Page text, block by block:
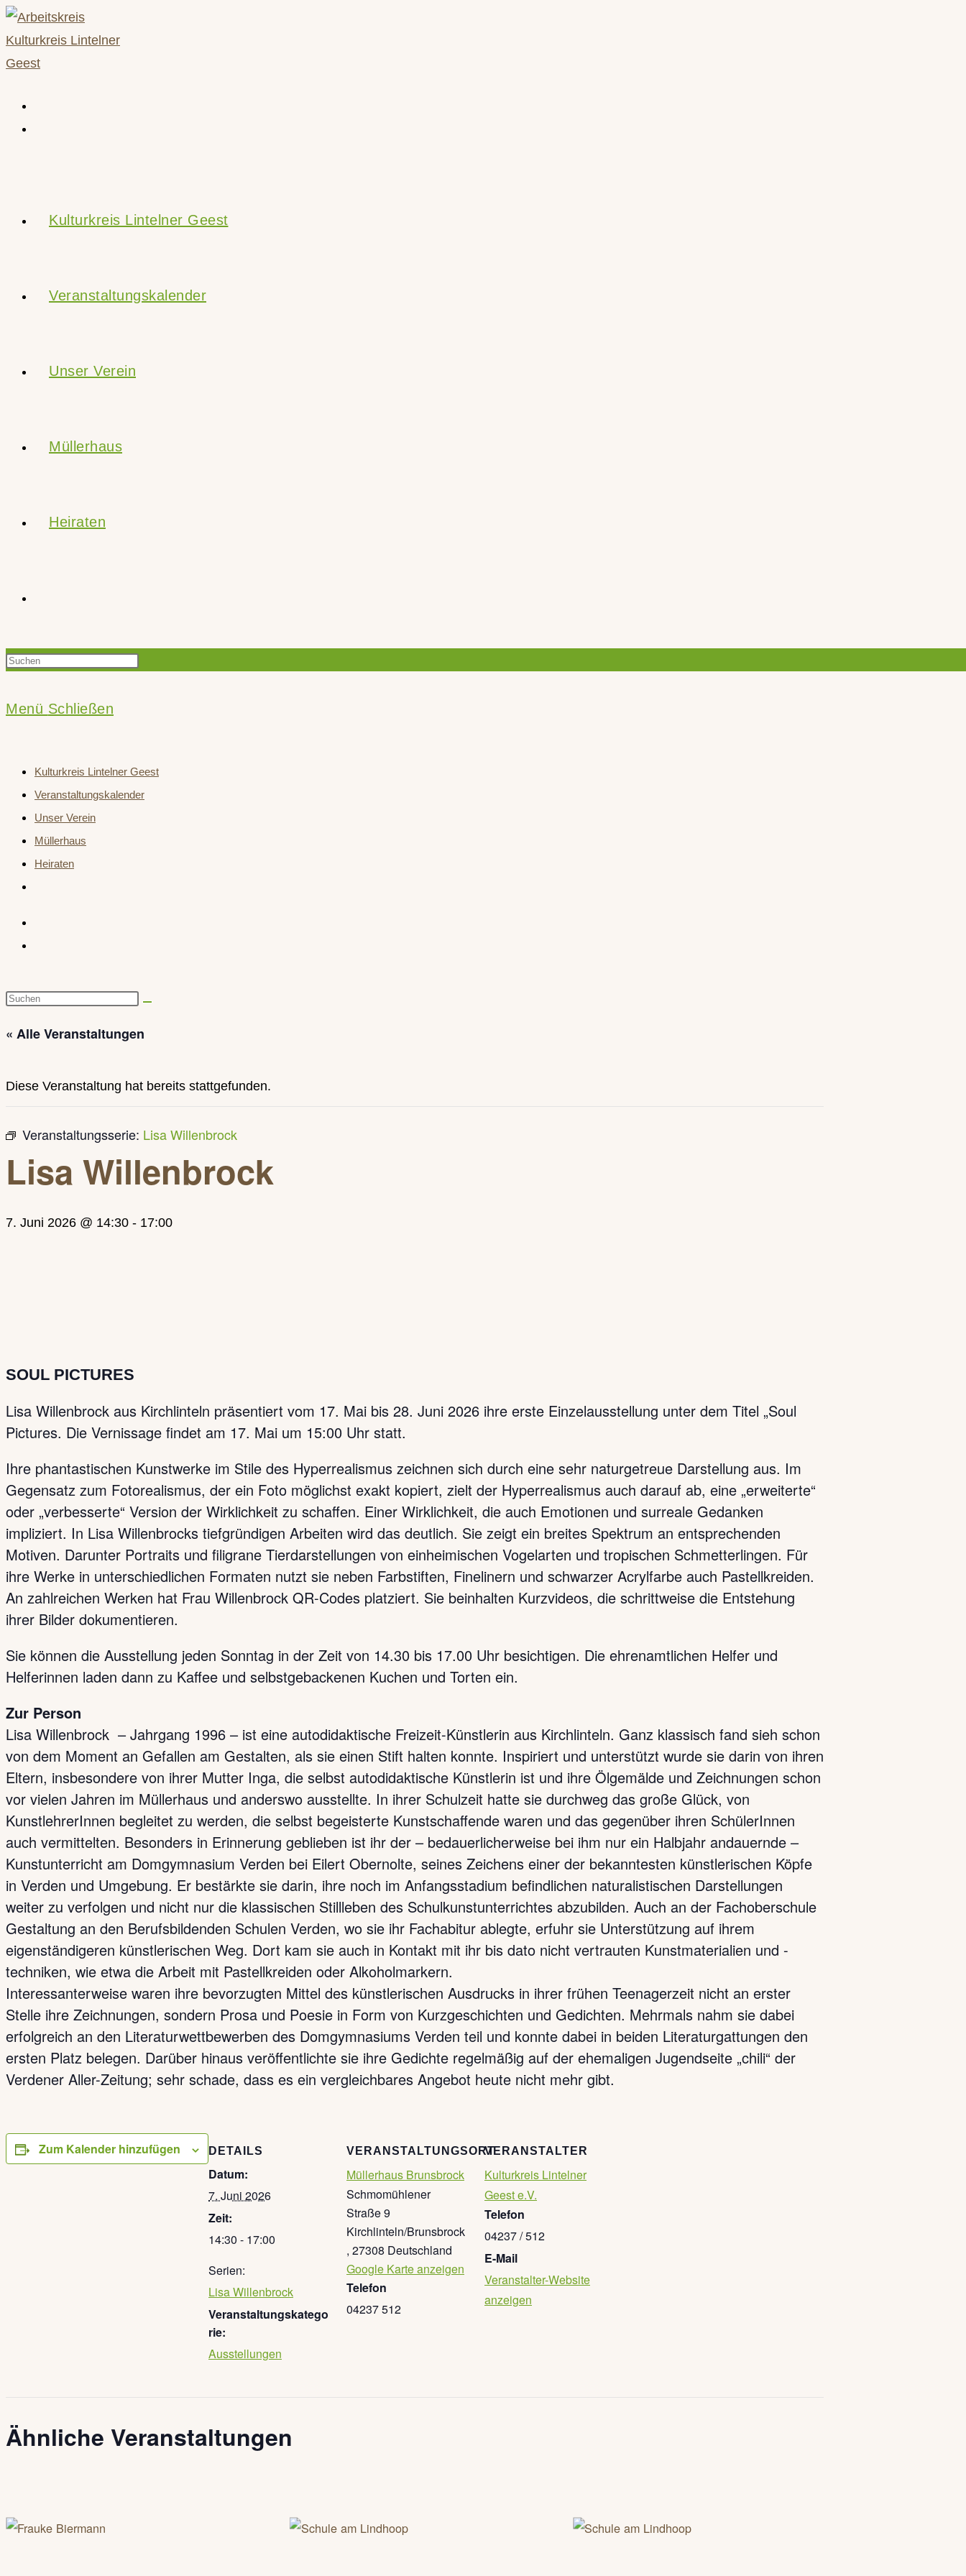
Zum
Inhalt
springen
Kulturkreis Lintelner Geest
Veranstaltungskalender
Unser Verein
Müllerhaus
Heiraten
Suche
Press
search
panel.
Menü Schließen
Kulturkreis Lintelner Geest
Veranstaltungskalender
Unser Verein
Müllerhaus
Heiraten
Diese
durchsuchen
« Alle Veranstaltungen
Diese Veranstaltung hat bereits stattgefunden.
Veranstaltungsserie: Lisa Willenbrock
Lisa Willenbrock
7. Juni 2026 @ 14:30 - 17:00
SOUL PICTURES
Lisa Willenbrock aus Kirchlinteln präsentiert vom 17. Mai bis 28. Juni 2026 ihre erste Einzelausstellung unter dem Titel „Soul
Pictures. Die Vernissage findet am 17. Mai um 15:00 Uhr statt.
Ihre phantastischen Kunstwerke im Stile des Hyperrealismus zeichnen sich durch eine sehr naturgetreue Darstellung aus. Im
Gegensatz zum Fotorealismus, der ein Foto möglichst exakt kopiert, zielt der Hyperrealismus auch darauf ab, eine „erweiterte“
oder „verbesserte“ Version der Wirklichkeit zu schaffen. Einer Wirklichkeit, die auch Emotionen und surreale Gedanken
impliziert. In Lisa Willenbrocks tiefgründigen Arbeiten wird das deutlich. Sie zeigt ein breites Spektrum an entsprechenden
Motiven. Darunter Portraits und filigrane Tierdarstellungen von einheimischen Vogelarten und tropischen Schmetterlingen. Für
ihre Werke in unterschiedlichen Formaten nutzt sie neben Farbstiften, Finelinern und schwarzer Acrylfarbe auch Pastellkreiden.
An zahlreichen Werken hat Frau Willenbrock QR-Codes platziert. Sie beinhalten Kurzvideos, die schrittweise die Entstehung
ihrer Bilder dokumentieren.
Sie können die Ausstellung jeden Sonntag in der Zeit von 14.30 bis 17.00 Uhr besichtigen. Die ehrenamtlichen Helfer und
Helferinnen laden dann zu Kaffee und selbstgebackenen Kuchen und Torten ein.
Zur Person
Lisa Willenbrock – Jahrgang 1996 – ist eine autodidaktische Freizeit-Künstlerin aus Kirchlinteln. Ganz klassisch fand sieh schon
von dem Moment an Gefallen am Gestalten, als sie einen Stift halten konnte. Inspiriert und unterstützt wurde sie darin von ihren
Eltern, insbesondere von ihrer Mutter Inga, die selbst autodidaktische Künstlerin ist und ihre Ölgemälde und Zeichnungen schon
vor vielen Jahren im Müllerhaus und anderswo ausstellte. In ihrer Schulzeit hatte sie durchweg das große Glück, von
KunstlehrerInnen begleitet zu werden, die selbst begeisterte Kunstschaffende waren und das gegenüber ihren SchülerInnen
auch vermittelten. Besonders in Erinnerung geblieben ist ihr der – bedauerlicherweise bei ihm nur ein Halbjahr andauernde –
Kunstunterricht am Domgymnasium Verden bei Eilert Obernolte, seines Zeichens einer der bekanntesten künstlerischen Köpfe
in Verden und Umgebung. Er bestärkte sie darin, ihre noch im Anfangsstadium befindlichen naturalistischen Darstellungen
weiter zu verfolgen und nicht nur die klassischen Stillleben des Schulkunstunterrichtes abzubilden. Auch an der Fachoberschule
Gestaltung an den Berufsbildenden Schulen Verden, wo sie ihr Fachabitur ablegte, erfuhr sie Unterstützung auf ihrem
eigenständigeren künstlerischen Weg. Dort kam sie auch in Kontakt mit ihr bis dato nicht vertrauten Kunstmaterialien und -
techniken, wie etwa die Arbeit mit Pastellkreiden oder Alkoholmarkern.
Interessanterweise waren ihre bevorzugten Mittel des künstlerischen Ausdrucks in ihrer frühen Teenagerzeit nicht an erster
Stelle ihre Zeichnungen, sondern Prosa und Poesie in Form von Kurzgeschichten und Gedichten. Mehrmals nahm sie dabei
erfolgreich an den Literaturwettbewerben des Domgymnasiums Verden teil und konnte dabei in beiden Literaturgattungen den
ersten Platz belegen. Darüber hinaus veröffentlichte sie ihre Gedichte regelmäßig auf der ehemaligen Jugendseite „chili“ der
Verdener Aller-Zeitung; sehr schade, dass es ein vergleichbares Angebot heute nicht mehr gibt.
Zum Kalender hinzufügen DETAILS
Datum:
7. Juni 2026
Zeit:
14:30 - 17:00
Serien:
Lisa Willenbrock
Veranstaltungskatego
rie:
Ausstellungen
VERANSTALTUNGSORT
Müllerhaus Brunsbrock
Schmomühlener
Straße 9
Kirchlinteln/Brunsbrock
, 27308 Deutschland
Google Karte anzeigen
Telefon
04237 512
VERANSTALTER
Kulturkreis Lintelner
Geest e.V.
Telefon
04237 / 512
E-Mail
Veranstalter-Website
anzeigen
Ähnliche Veranstaltungen